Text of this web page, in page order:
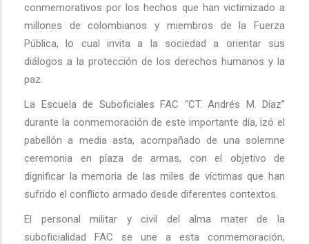
conmemorativos por los hechos que han victimizado a
millones de colombianos y miembros de la Fuerza
Pública, lo cual invita a la sociedad a orientar sus
diálogos a la protección de los derechos humanos y la
paz.
La Escuela de Suboficiales FAC “CT. Andrés M. Díaz”
durante la conmemoración de este importante día, izó el
pabellón a media asta, acompañado de una solemne
ceremonia en plaza de armas, con el objetivo de
dignificar la memoria de las miles de víctimas que han
sufrido el conflicto armado desde diferentes contextos.
El personal militar y civil del alma mater de la
suboficialidad FAC se une a esta conmemoración,